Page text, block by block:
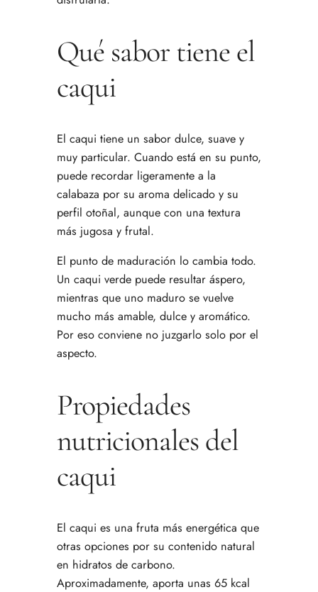
Qué sabor tiene el
caqui
El caqui tiene un sabor dulce, suave y
muy particular. Cuando está en su punto,
puede recordar ligeramente a la
calabaza por su aroma delicado y su
perfil otoñal, aunque con una textura
más jugosa y frutal.
El punto de maduración lo cambia todo.
Un caqui verde puede resultar áspero,
mientras que uno maduro se vuelve
mucho más amable, dulce y aromático.
Por eso conviene no juzgarlo solo por el
aspecto.
Propiedades
nutricionales del
caqui
El caqui es una fruta más energética que
otras opciones por su contenido natural
en hidratos de carbono.
Aproximadamente, aporta unas 65 kcal